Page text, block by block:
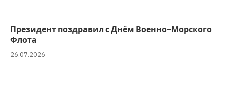
Президент поздравил с Днём Военно-Морского
Флота
26.07.2026